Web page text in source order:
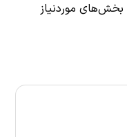
بخش‌های موردنیاز